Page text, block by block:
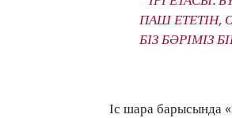
ПАШ ЕТЕТІН,
БІЗ БӘРІМІЗ
Іс шара барысында